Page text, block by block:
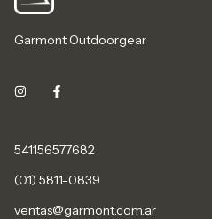
Garmont Outdoorgear
541156577682
(01) 5811-0839
ventas@garmont.com.ar